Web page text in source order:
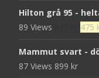
Hilton grå 95 -
89 Views
Det
475
Mammut svart -
87 Views 899 kr